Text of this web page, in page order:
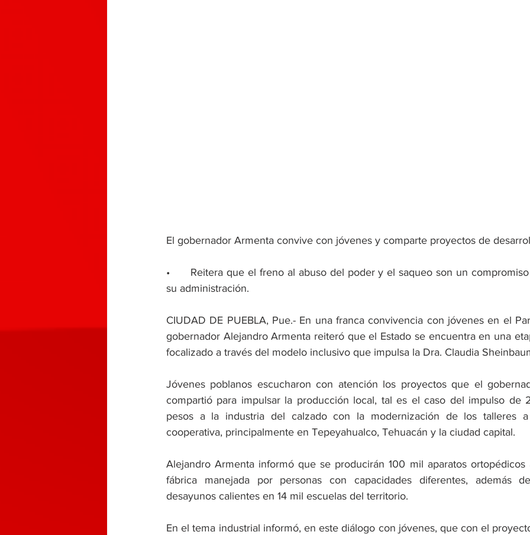
El gobernador Armenta convive con jóvenes y comparte proyectos de
•	Reitera que el freno al abuso del poder y el saqueo son un compromiso permanente en
su administración.
CIUDAD DE PUEBLA, Pue.- En una franca convivencia con jóvenes en el
gobernador Alejandro Armenta reiteró que el Estado se encuentra en una
focalizado a través del modelo inclusivo que impulsa la Dra. Claudia
Jóvenes poblanos escucharon con atención los proyectos que el
compartió para impulsar la producción local, tal es el caso del impulso de
pesos a la industria del calzado con la modernización de los talleres
cooperativa, principalmente en Tepeyahualco, Tehuacán y la ciudad capital.
Alejandro Armenta informó que se producirán 100 mil aparatos
fábrica manejada por personas con capacidades diferentes, además
desayunos calientes en 14 mil escuelas del territorio.
En el tema industrial informó, en este diálogo con jóvenes, que con el